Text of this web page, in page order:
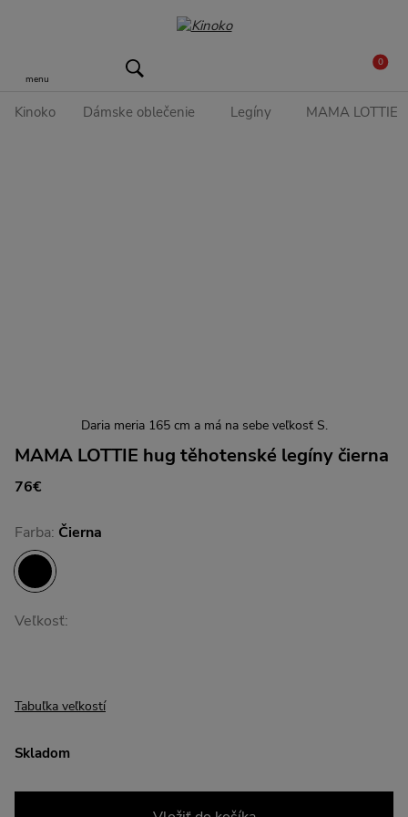
menu
0
Kinoko Dámske oblečenie Legíny MAMA LOTTIE
Daria meria 165 cm a má na sebe veľkosť S.
MAMA LOTTIE hug těhotenské legíny čierna
76€
Farba: Čierna
Veľkosť:
Tabuľka veľkostí
Skladom